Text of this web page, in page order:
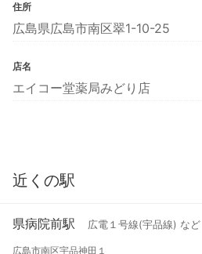
住所
広島県広島市南区翠1-10-25
店名
エイコー堂薬局みどり店
近くの駅
県病院前駅 広電１号線(宇品線) など
広島市南区宇品神田１